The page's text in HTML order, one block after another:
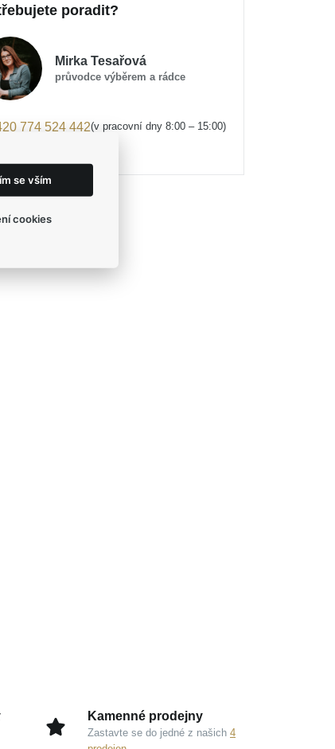
poradit?
Mirka Tesařová
průvodce výběrem a rádce
774 524 442(v pracovní dny 8:00 – 15:00)
Kamenné prodejny
Zastavte se do jedné z našich 4
se vším
cookies